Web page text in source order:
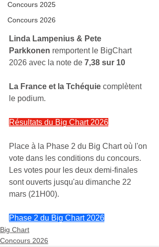
Concours 2025
Concours 2026
Linda Lampenius & Pete
Parkkonen remportent le BigChart
2026 avec la note de 7,38 sur 10
La France et la Tchéquie complètent
le podium.
Résultats du Big Chart 2026
Place à la Phase 2 du Big Chart où l'on
vote dans les conditions du concours.
Les votes pour les deux demi-finales
sont ouverts jusqu'au dimanche 22
mars (21H00).
Phase 2 du Big Chart 2026
Big Chart
Concours 2026